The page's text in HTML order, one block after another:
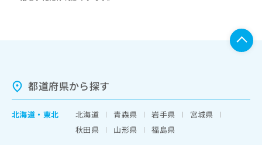
都道府県から探す
北海道 ・ 東北 北海道 青森県 岩手県
宮城県
秋田県
山形県
福島県